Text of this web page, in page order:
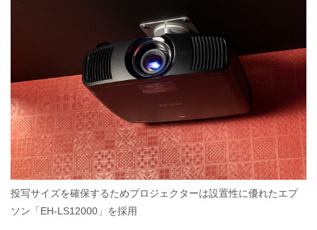
投写サイズを確保するためプロジェクターは設置性に優れたエプ
ソン「EH-LS12000」を採用